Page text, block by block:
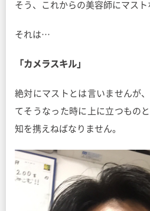
そう、これからの美容師にマスト
それは…
「カメラスキル」
絶対にマストとは言いませんが
てそうなった時に上に立つもの
知を携えねばなりません。